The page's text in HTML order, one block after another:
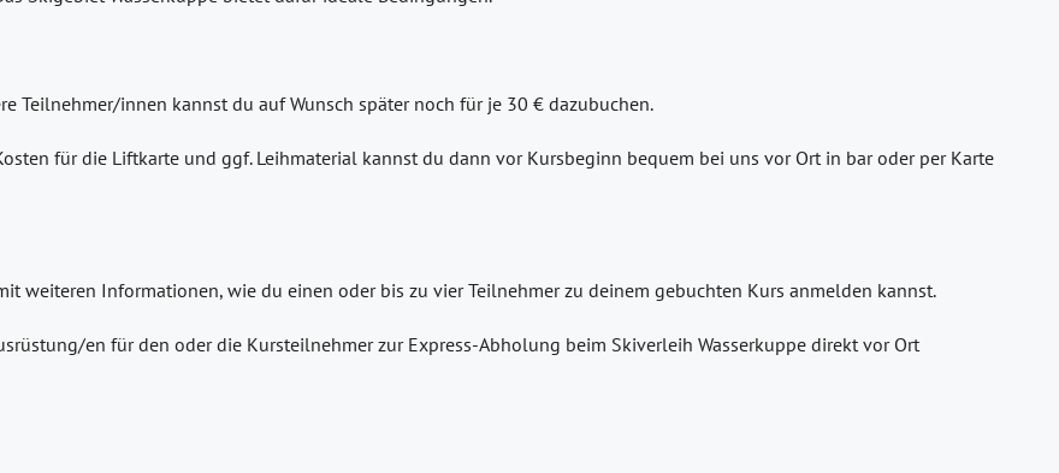
Teilnehmer/innen kannst du auf Wunsch später noch für je 30 € dazubuchen.
für die Liftkarte und ggf. Leihmaterial kannst du dann vor Kursbeginn bequem bei uns vor Ort in bar oder per Karte
weiteren Informationen, wie du einen oder bis zu vier Teilnehmer zu deinem gebuchten Kurs anmelden kannst.
en für den oder die Kursteilnehmer zur Express-Abholung beim Skiverleih Wasserkuppe direkt vor Ort